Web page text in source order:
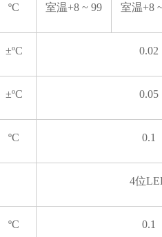
ºC 室温+8 ~ 99 室温+8
±ºC 0.02
±ºC 0.05
ºC 0.1
4位
ºC 0.1